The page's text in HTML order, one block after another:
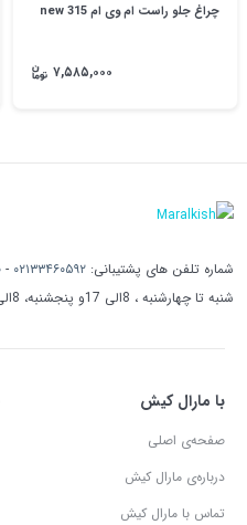
چراغ جلو راست ام وی ام 315 new
۷,۵۸۵,۰۰۰
شماره تلفن های پشتیبانی: ۰۲۱۳۳۴۶۰۵۹۲ -
شنبه تا چهارشنبه ، 8الی 17و پنجشنبه، 8الی 14 میزبان صدای گرمتان هستیم
با مارال کیش
صفحه‌ی اصلی
درباره‌ی مارال کیش
تماس با مارال کیش